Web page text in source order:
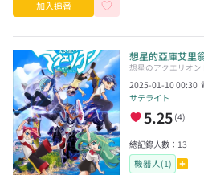
加入追番
想星的亞庫艾里
想星のアクエリオ
2025-01-10 00:30
サテライト
5.25 (4)
總記錄人數： 13
機器人(1)